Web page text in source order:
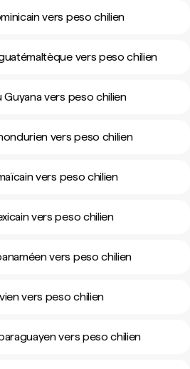
vers peso chilien
vers peso chilien
vers peso chilien
vers peso chilien
vers peso chilien
vers peso chilien
vers peso chilien
vers peso chilien
vers peso chilien